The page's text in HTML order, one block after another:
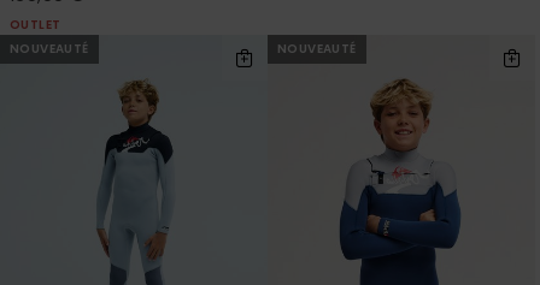
OUTLET
NOUVEAUTÉ NOUVEAUTÉ